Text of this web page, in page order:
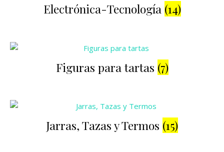
Electrónica-Tecnología (14)
Figuras para tartas (7)
Jarras, Tazas y Termos (15)